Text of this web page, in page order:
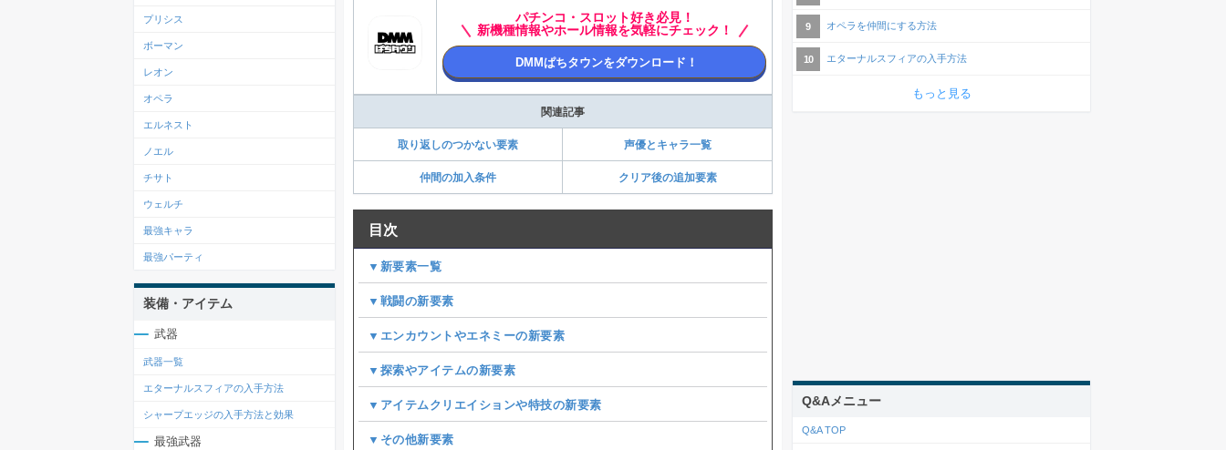
パチンコ・スロット好き必見！
新機種情報やホール情報を気軽にチェック！
DMMぱちタウンをダウンロード！
関連記事
取り返しのつかない要素 声優とキャラ一覧
仲間の加入条件 クリア後の追加要素
目次
▼新要素一覧
▼戦闘の新要素
▼エンカウントやエネミーの新要素
▼探索やアイテムの新要素
▼アイテムクリエイションや特技の新要素
▼その他新要素
プリシス
ボーマン
レオン
オペラ
エルネスト
ノエル
チサト
ウェルチ
最強キャラ
最強パーティ
装備・アイテム
武器
武器一覧
エターナルスフィアの入手方法
シャープエッジの入手方法と効果
最強武器
オペラを仲間にする方法
エターナルスフィアの入手方法
もっと見る
Q&Aメニュー
Q&A TOP